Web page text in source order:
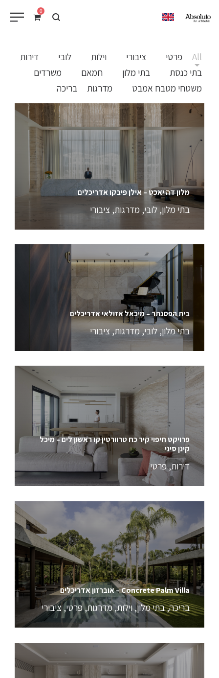
0
EN
All פרטי ציבורי וילות לובי
דירות
בתי כנסת
בתי מלון חמאם
משרדים
משטחי מטבח אמבט
מדרגות בריכה
מלון דה יאכט – אילן פיבקו אדריכלים
בתי מלון,לובי, מדרגות, ציבורי
בית הפסנתר – מיכאל אזולאי אדריכלים
בתי מלון,לובי,מדרגות,ציבורי
פרויקט חיפוי קיר כח טרוורטין קו ראשון לים – מיכל
קינן סיני
דירות,פרטי
Concrete Palm Villa – אוברזון אדריכלים
בריכה,בתי מלון,וילות,מדרגות,פרטי,ציבורי